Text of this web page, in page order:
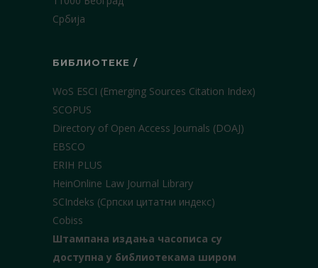
Србија
БИБЛИОТЕКЕ /
WoS ESCI (Emerging Sources Citation Index)
SCOPUS
Directory of Open Access Journals (DOAJ)
EBSCO
ERIH PLUS
HeinOnline Law Journal Library
SCIndeks (Српски цитатни индекс)
Cobiss
Штампана издања часописа су
доступна у библиотекама широм